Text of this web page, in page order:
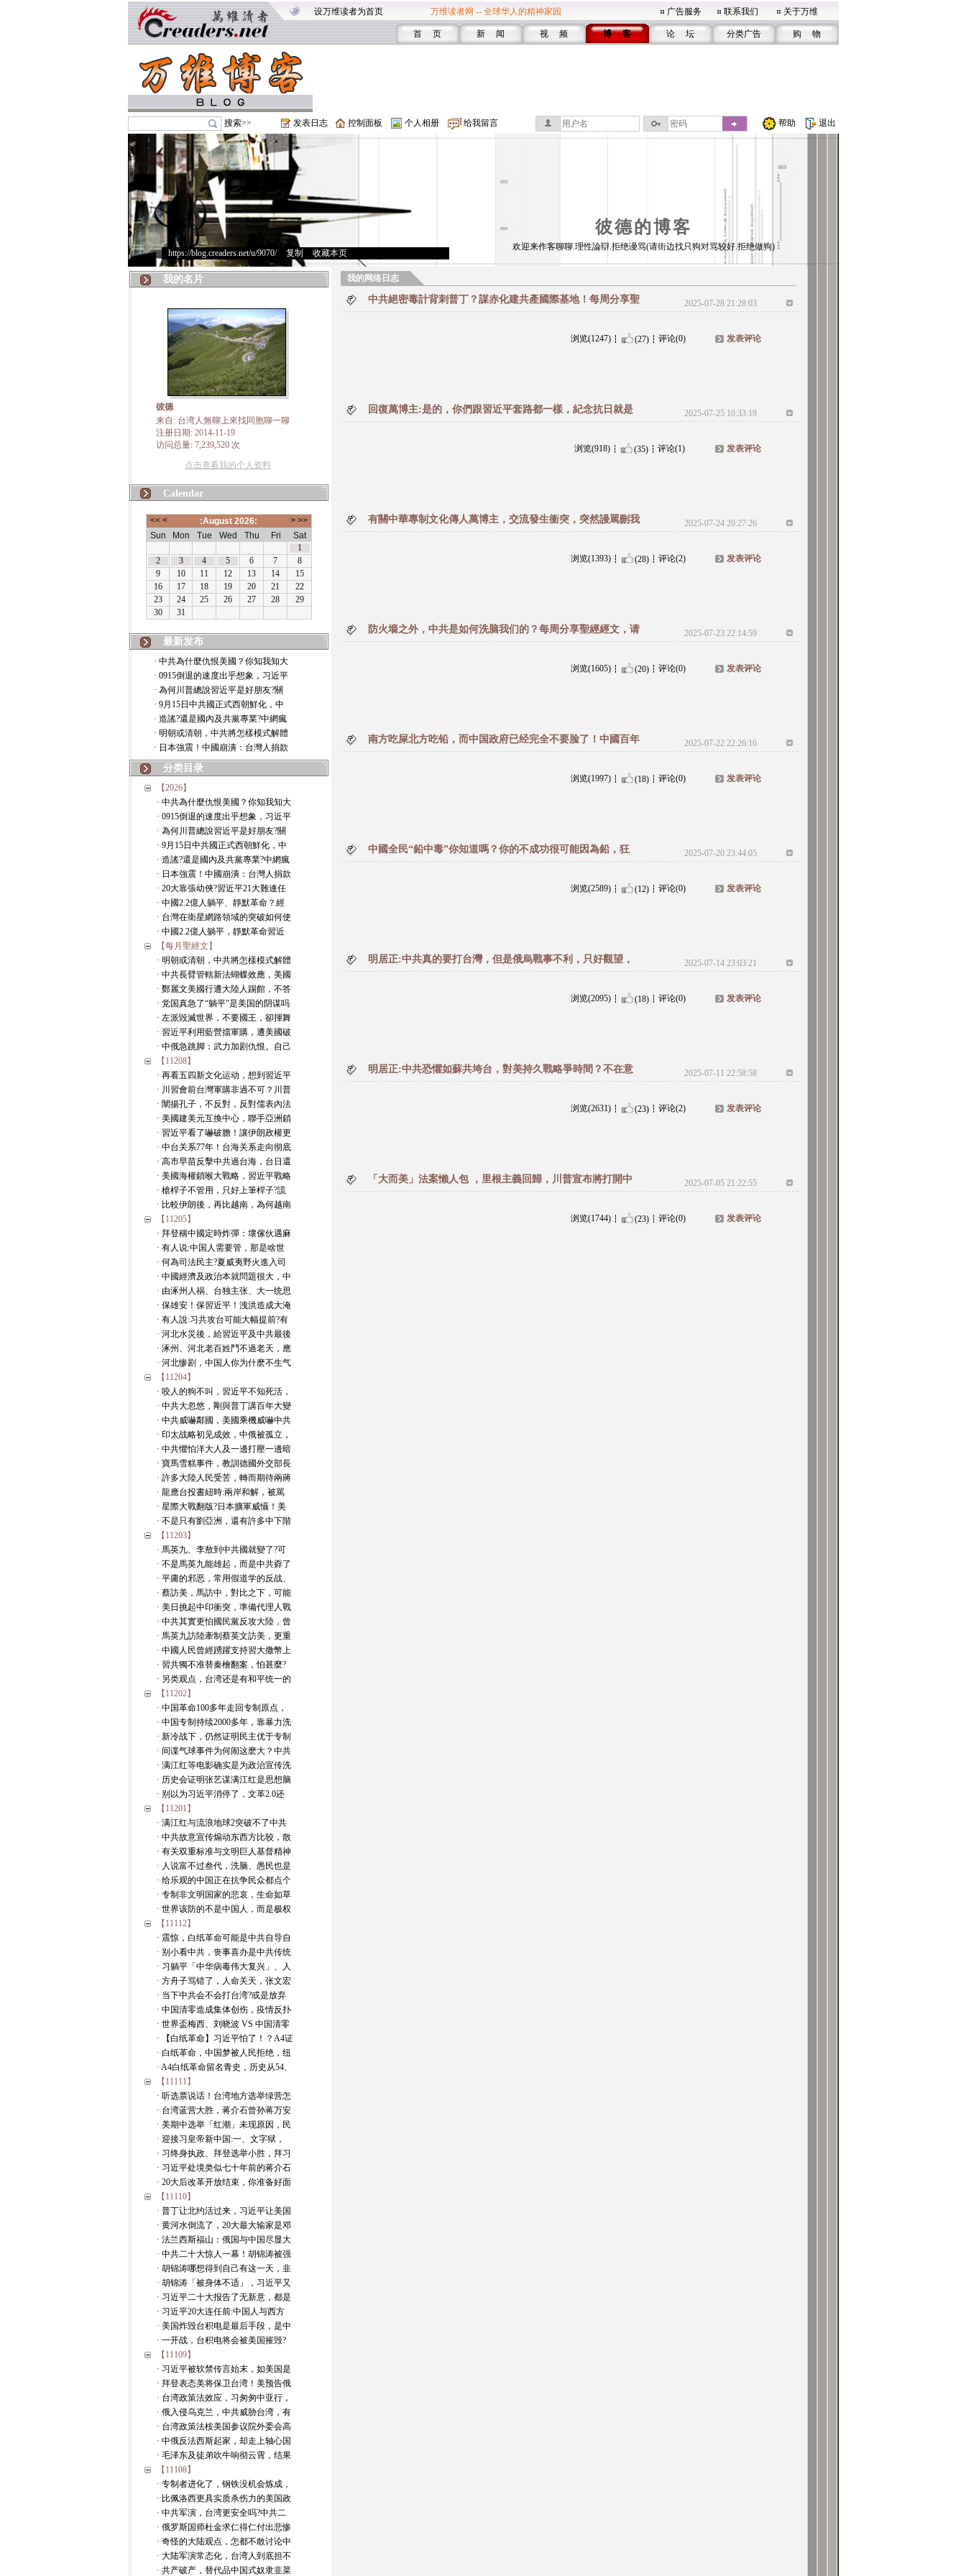
设万维读者为首页 万维读者网 -- 全球华人的精神家园 广告服务 联系我们 关于万维
首 页 新 闻 视 频 博 客 论 坛 分类广告 购 物
搜索>> 发表日志 控制面板 个人相册 给我留言 帮助 退出
彼德的博客
https://blog.creaders.net/u/9070/> 复制 收藏本页
欢迎来作客聊聊.理性論辯.拒绝谩骂(请街边找只狗对骂较好.拒绝做狗)
我的名片
彼德
来自: 台湾人無聊上來找同胞聊一聊
注册日期: 2014-11-19
访问总量: 7,239,520 次
点击查看我的个人资料
Calendar
最新发布
· 中共為什麼仇恨美國？你知我知大
· 0915倒退的速度出乎想象，习近平
· 為何川普總說習近平是好朋友?關
· 9月15日中共國正式西朝鮮化，中
· 造謠?還是國內及共黨專業?中網瘋
· 明朝或清朝，中共將怎樣模式解體
· 日本強震！中國崩潰：台灣人捐款
分类目录
【2026】
· 中共為什麼仇恨美國？你知我知大
· 0915倒退的速度出乎想象，习近平
· 為何川普總說習近平是好朋友?關
· 9月15日中共國正式西朝鮮化，中
· 造謠?還是國內及共黨專業?中網瘋
· 日本強震！中國崩潰：台灣人捐款
· 20大靠張幼俠?習近平21大難連任
· 中國2.2億人躺平、靜默革命？經
· 台灣在衛星網路領域的突破如何使
· 中國2.2億人躺平，靜默革命習近
【每月聖經文】
· 明朝或清朝，中共將怎樣模式解體
· 中共長臂管轄新法蝴蝶效應，美國
· 鄭麗文美國行遭大陸人踢館，不答
· 党国真急了“躺平”是美国的阴谋吗
· 左派毀滅世界，不要國王，卻揮舞
· 習近平利用藍營擋軍購，遭美國破
· 中俄急跳脚：武力加剧仇恨。自己
【11208】
· 再看五四新文化运动，想到習近平
· 川習會前台灣軍購非過不可？川普
· 闡揚孔子，不反對，反對儒表內法
· 美國建美元互換中心，聯手亞洲鎖
· 習近平看了嚇破膽！讓伊朗政權更
· 中台关系77年！台海关系走向彻底
· 高市早苗反擊中共過台海，台日還
· 美國海權鎖喉大戰略，習近平戰略
· 槍桿子不管用，只好上筆桿子?謊
· 比較伊朗後，再比越南，為何越南
【11205】
· 拜登稱中國定時炸彈：壞傢伙遇麻
· 有人说:中国人需要管，那是啥世
· 何為司法民主?夏威夷野火進入司
· 中國經濟及政治本就問題很大，中
· 由涿州人祸、台独主张、大一统思
· 保雄安！保習近平！洩洪造成大淹
· 有人說:习共攻台可能大幅提前?有
· 河北水災後，給習近平及中共最後
· 涿州、河北老百姓鬥不過老天，應
· 河北惨剧，中国人你为什麽不生气
【11204】
· 咬人的狗不叫，習近平不知死活，
· 中共大忽悠，剛與普丁講百年大變
· 中共威嚇鄰國，美國乘機威嚇中共
· 印太战略初见成效，中俄被孤立，
· 中共懼怕洋大人及一邊打壓一邊暗
· 寶馬雪糕事件，教訓德國外交部長
· 許多大陸人民受苦，轉而期待兩蔣
· 龍應台投書紐時:兩岸和解，被罵
· 星際大戰翻版?日本擴軍威懾！美
· 不是只有劉亞洲，還有許多中下階
【11203】
· 馬英九、李敖到中共國就變了?可
· 不是馬英九能雄起，而是中共孬了
· 平庸的邪恶，常用假道学的反战、
· 蔡訪美，馬訪中，對比之下，可能
· 美日挑起中印衝突，準備代理人戰
· 中共其實更怕國民黨反攻大陸，曾
· 馬英九訪陸牽制蔡英文訪美，更重
· 中國人民曾經踴躍支持習大撒幣上
· 習共獨不准替秦檜翻案，怕甚麼?
· 另类观点，台湾还是有和平统一的
【11202】
· 中国革命100多年走回专制原点，
· 中国专制持续2000多年，靠暴力洗
· 新冷战下，仍然证明民主优于专制
· 间谍气球事件为何闹这麽大？中共
· 满江红等电影确实是为政治宣传洗
· 历史会证明张艺谋满江红是思想脑
· 别以为习近平消停了，文革2.0还
【11201】
· 满江红与流浪地球2突破不了中共
· 中共故意宣传煽动东西方比较，散
· 有关双重标准与文明巨人基督精神
· 人说富不过叁代，洗脑、愚民也是
· 给乐观的中国正在抗争民众都点个
· 专制非文明国家的悲哀，生命如草
· 世界该防的不是中国人，而是极权
【11112】
· 震惊，白纸革命可能是中共自导自
· 别小看中共，丧事喜办是中共传统
· 习躺平「中华病毒伟大复兴」、人
· 方舟子骂错了，人命关天，张文宏
· 当下中共会不会打台湾?或是放弃
· 中国清零造成集体创伤，疫情反扑
· 世界盃梅西、刘晓波 VS 中国清零
· 【白纸革命】习近平怕了！？A4证
· 白纸革命，中国梦被人民拒绝，纽
· A4白纸革命留名青史，历史从54、
【11111】
· 听选票说话！台湾地方选举绿营怎
· 台湾蓝营大胜，蒋介石曾孙蒋万安
· 美期中选举「红潮」未现原因，民
· 迎接习皇帝新中国:一、文字狱，
· 习终身执政、拜登选举小胜，拜习
· 习近平处境类似七十年前的蒋介石
· 20大后改革开放结束，你准备好面
【11110】
· 普丁让北约活过来，习近平让美国
· 黄河水倒流了，20大最大输家是邓
· 法兰西斯福山：俄国与中国尽显大
· 中共二十大惊人一幕！胡锦涛被强
· 胡锦涛哪想得到自己有这一天，韭
· 胡锦涛「被身体不适」，习近平又
· 习近平二十大报告了无新意，都是
· 习近平20大连任前:中国人与西方
· 美国炸毁台积电是最后手段，是中
· 一开战，台积电将会被美国摧毁?
【11109】
· 习近平被软禁传言始末，如美国是
· 拜登表态美将保卫台湾！美预告俄
· 台湾政策法效应，习匆匆中亚行，
· 俄入侵乌克兰，中共威胁台湾，有
· 台湾政策法桉美国参议院外委会高
· 中俄反法西斯起家，却走上轴心国
· 毛泽东及徒弟吹牛响彻云霄，结果
【11108】
· 专制者进化了，钢铁没机会炼成，
· 比佩洛西更具实质杀伤力的美国政
· 中共军演，台湾更安全吗?中共二
· 俄罗斯国师杜金求仁得仁付出悲惨
· 奇怪的大陆观点，怎都不敢讨论中
· 大陆军演常态化，台湾人到底担不
· 共产破产，替代品中国式奴隶韭菜
我的网络日志
中共絕密毒計背刺普丁？謀赤化建共產國際基地！每周分享聖 2025-07-28 21:28:03
浏览(1247) (27) 评论(0) 发表评论
回復萬博主:是的，你們跟習近平套路都一樣，紀念抗日就是 2025-07-25 10:33:19
浏览(918) (35) 评论(1) 发表评论
有關中華專制文化傳人萬博主，交流發生衝突，突然謾罵刪我 2025-07-24 20:27:26
浏览(1393) (28) 评论(2) 发表评论
防火墙之外，中共是如何洗脑我们的？每周分享聖經經文，请 2025-07-23 22:14:59
浏览(1605) (20) 评论(0) 发表评论
南方吃屎北方吃铅，而中国政府已经完全不要脸了！中國百年 2025-07-22 22:26:16
浏览(1997) (18) 评论(0) 发表评论
中國全民“鉛中毒”你知道嗎？你的不成功很可能因為鉛，狂 2025-07-20 23:44:05
浏览(2589) (12) 评论(0) 发表评论
明居正:中共真的要打台灣，但是俄烏戰事不利，只好觀望， 2025-07-14 23:03:21
浏览(2095) (18) 评论(0) 发表评论
明居正:中共恐懼如蘇共垮台，對美持久戰略爭時間？不在意 2025-07-11 22:58:58
浏览(2631) (23) 评论(2) 发表评论
「大而美」法案懶人包 ，里根主義回歸，川普宣布將打開中 2025-07-05 21:22:55
浏览(1744) (23) 评论(0) 发表评论